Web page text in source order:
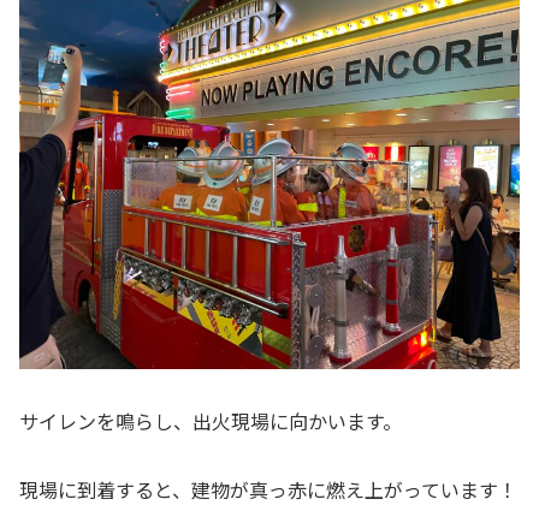
サイレンを鳴らし、出火現場に向かいます。
現場に到着すると、建物が真っ赤に燃え上がっています！